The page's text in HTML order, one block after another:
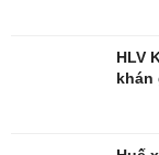
Tình yêu - Gia đình
HLV
khán